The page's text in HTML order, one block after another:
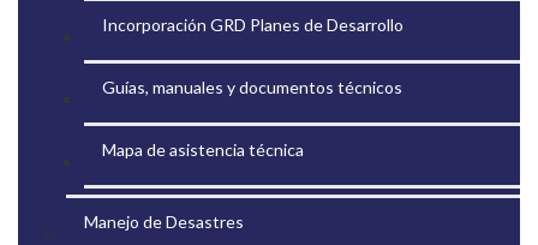
Incorporación GRD Planes de Desarrollo
Guías, manuales y documentos técnicos
Mapa de asistencia técnica
Manejo de Desastres